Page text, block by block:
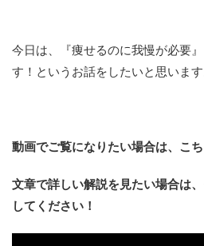
今日は、『痩せるのに我慢が必要
す！というお話をしたいと思います
動画でご覧になりたい場合は、こ
文章で詳しい解説を見たい場合は
してください！